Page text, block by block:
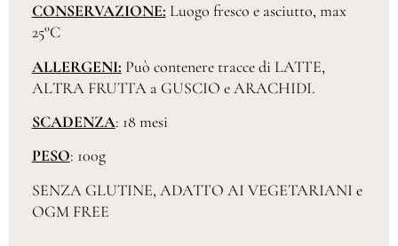
CONSERVAZIONE: Luogo fresco e asciutto, max
25°C
ALLERGENI: Può contenere tracce di LATTE,
ALTRA FRUTTA a GUSCIO e ARACHIDI.
SCADENZA: 18 mesi
PESO: 100g
SENZA GLUTINE, ADATTO AI VEGETARIANI e
OGM FREE